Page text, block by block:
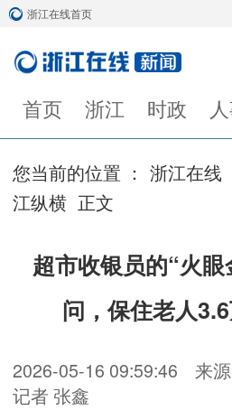
浙江在线首页
首页 浙江 时政
您当前的位置 ： 浙江在线
江纵横 正文
超市收银员的“火
问，保住老人
2026-05-16 09:59:46
来
记者 张鑫